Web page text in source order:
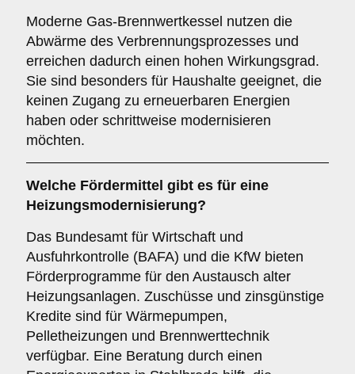
Moderne Gas-Brennwertkessel nutzen die
Abwärme des Verbrennungsprozesses und
erreichen dadurch einen hohen Wirkungsgrad.
Sie sind besonders für Haushalte geeignet, die
keinen Zugang zu erneuerbaren Energien
haben oder schrittweise modernisieren
möchten.
Welche Fördermittel gibt es für eine
Heizungsmodernisierung?
Das Bundesamt für Wirtschaft und
Ausfuhrkontrolle (BAFA) und die KfW bieten
Förderprogramme für den Austausch alter
Heizungsanlagen. Zuschüsse und zinsgünstige
Kredite sind für Wärmepumpen,
Pelletheizungen und Brennwerttechnik
verfügbar. Eine Beratung durch einen